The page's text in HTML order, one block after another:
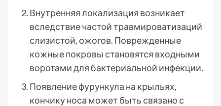
Внутренняя локализация возникает
вследствие частой травмироватизаций
слизистой, ожогов. Поврежденные
кожные покровы становятся входными
воротами для бактериальной инфекции.
Появление фурункула на крыльях,
кончику носа может быть связано с